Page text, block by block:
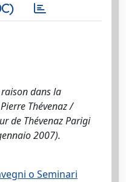
dans la
Thévenaz /
de Thévenaz Parigi
2007).
o Seminari